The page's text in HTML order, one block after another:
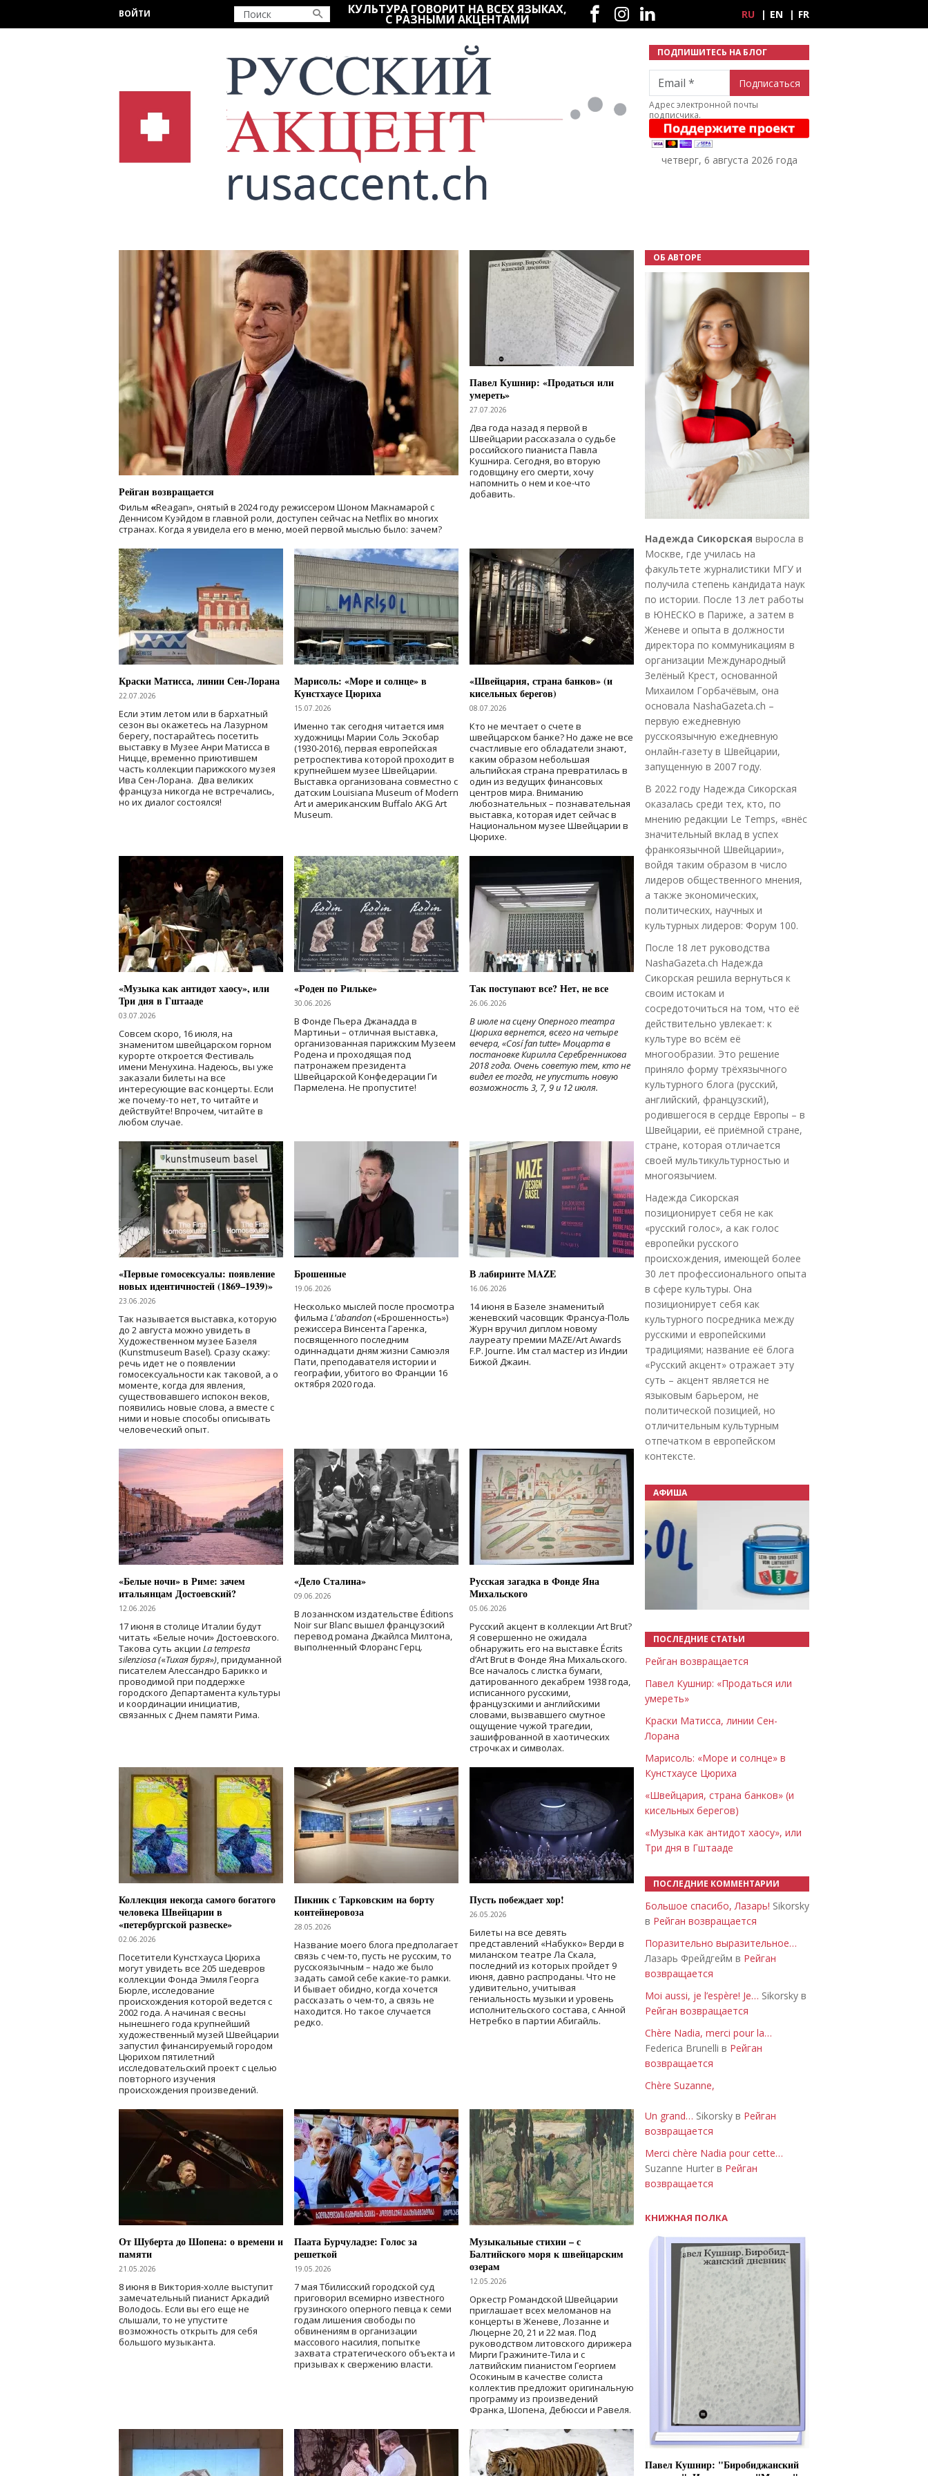
ВОЙТИ КУЛЬТУРА ГОВОРИТ НА ВСЕХ ЯЗЫКАХ,
С РАЗНЫМИ АКЦЕНТАМИ
Социальные сети
RU EN FR
ПОДПИШИТЕСЬ НА БЛОГ
Email
Адрес электронной почты
подписчика.
четверг, 6 августа 2026 года
Рейган возвращается
Фильм «Reagan», снятый в 2024 годурежиссером Шоном Макнамарой с
Деннисом Куэйдом в главной роли, доступен сейчас на Netflix во многих
странах. Когда я увидела его в меню, моей первой мыслью было: зачем?
Павел Кушнир: «Продаться или
умереть»
27.07.2026
Два года назад я первой в
Швейцарии рассказала о судьбе
российского пианиста Павла
Кушнира. Сегодня, во вторую
годовщину его смерти, хочу
напомнить о нем и кое-что
добавить.
Краски Матисса, линии Сен-Лорана
22.07.2026
Если этим летом или в бархатный
сезон вы окажетесь на Лазурном
берегу, постарайтесь посетить
выставку в Музее Анри Матисса в
Ницце, временно приютившем
часть коллекции парижского музея
Ива Сен-Лорана. Два великих
француза никогда не встречались,
но их диалог состоялся!
Марисоль: «Море и солнце» в
Кунстхаусе Цюриха
15.07.2026
Именно так сегодня читается имя
художницы Марии Соль Эскобар
(1930-2016), первая европейская
ретроспектива которой проходит в
крупнейшем музее Швейцарии.
Выставка организована совместно с
датским Louisiana Museum of Modern
Art и американским Buffalo AKG Art
Museum.
«Швейцария, страна банков» (и
кисельных берегов)
08.07.2026
Кто не мечтает о счете в
швейцарском банке? Но даже не все
счастливые его обладатели знают,
каким образом небольшая
альпийская страна превратилась в
один из ведущих финансовых
центров мира. Вниманию
любознательных – познавательная
выставка, которая идет сейчас в
Национальном музее Швейцарии в
Цюрихе.
«Музыка как антидот хаосу», или
Три дня в Гштааде
03.07.2026
Совсем скоро, 16 июля, на
знаменитом швейцарском горном
курорте откроется Фестиваль
имени Менухина. Надеюсь, вы уже
заказали билеты на все
интересующие вас концерты. Если
же почему-то нет, то читайте и
действуйте! Впрочем, читайте в
любом случае.
«Роден по Рильке»
30.06.2026
В Фонде Пьера Джанадда в
Мартиньи – отличная выставка,
организованная парижским Музеем
Родена и проходящая под
патронажем президента
Швейцарской Конфедерации Ги
Пармелена. Не пропустите!
Так поступают все? Нет, не все
26.06.2026
В июле на сцену Оперного театра
Цюриха вернется, всего на четыре
вечера, «Cosí fan tutte» Моцарта в
постановке Кирилла Серебренникова
2018 года. Очень советую тем, кто не
видел ее тогда, не упустить новую
возможность 3, 7, 9 и 12 июля.
«Первые гомосексуалы: появление
новых идентичностей (1869–1939)»
23.06.2026
Так называется выставка, которую
до 2 августа можно увидеть в
Художественном музее Базеля
(Kunstmuseum Basel). Сразу скажу:
речь идет не о появлении
гомосексуальности как таковой, а о
моменте, когда для явления,
существовавшего испокон веков,
появились новые слова, а вместе с
ними и новые способы описывать
человеческий опыт.
Брошенные
19.06.2026
Несколько мыслей после просмотра
фильма L'abandon(«Брошенность»)
режиссера Винсента Гаренка,
посвященного последним
одиннадцати дням жизни Самюэля
Пати, преподавателя истории и
географии, убитого во Франции 16
октября 2020 года.
В лабиринте MAZE
16.06.2026
14 июня в Базеле знаменитый
женевский часовщик Франсуа-Поль
Журн вручил диплом новому
лауреату премии MAZE/Art Awards
F.P. Journe. Им стал мастер из Индии
Бижой Джаин.
«Белые ночи» в Риме: зачем
итальянцам Достоевский?
12.06.2026
17 июня в столице Италии будут
читать «Белые ночи» Достоевского.
Такова суть акции La tempesta
silenziosa («Тихая буря»), придуманной
писателем Алессандро Барикко и
проводимой при поддержке
городского Департамента культуры
и координации инициатив,
связанных с Днем памяти Рима.
«Дело Сталина»
09.06.2026
В лозаннском издательстве Éditions
Noir sur Blanc вышел французский
перевод романа Джайлса Милтона,
выполненный Флоранс Герц.
Русская загадка в Фонде Яна
Михальского
05.06.2026
Русский акцент в коллекции Art Brut?
Я совершенно не ожидала
обнаружить его на выставке Écrits
d’Art Brut в Фонде Яна Михальского.
Все началось с листка бумаги,
датированного декабрем 1938 года,
исписанного русскими,
французскими и английскими
словами, вызвавшего смутное
ощущение чужой трагедии,
зашифрованной в хаотических
строчках и символах.
Коллекция некогда самого богатого
человека Швейцарии в
«петербургской развеске»
02.06.2026
Посетители Кунстхауса Цюриха
могут увидеть все 205 шедевров
коллекции Фонда Эмиля Георга
Бюрле, исследование
происхождения которой ведется с
2002 года. А начиная с весны
нынешнего года крупнейший
художественный музей Швейцарии
запустил финансируемый городом
Цюрихом пятилетний
исследовательский проект с целью
повторного изучения
происхождения произведений.
Пикник с Тарковским на борту
контейнеровоза
28.05.2026
Название моего блога предполагает
связь с чем-то, пусть не русским, то
русскоязычным – надо же было
задать самой себе какие-то рамки.
И бывает обидно, когда хочется
рассказать о чем-то, а связь не
находится. Но такое случается
редко.
Пусть побеждает хор!
26.05.2026
Билеты на все девять
представлений «Набукко» Верди в
миланском театре Ла Скала,
последний из которых пройдет 9
июня, давно распроданы. Что не
удивительно, учитывая
гениальность музыки и уровень
исполнительского состава, с Анной
Нетребко в партии Абигайль.
От Шуберта до Шопена: о времени и
памяти
21.05.2026
8 июня в Виктория-холле выступит
замечательный пианист Аркадий
Володось. Если вы его еще не
слышали, то не упустите
возможность открыть для себя
большого музыканта.
Паата Бурчуладзе: Голос за
решеткой
19.05.2026
7 мая Тбилисский городской суд
приговорил всемирно известного
грузинского оперного певца к семи
годам лишения свободы по
обвинениям в организации
массового насилия, попытке
захвата стратегического объекта и
призывах к свержению власти.
Музыкальные стихии – с
Балтийского моря к швейцарским
озерам
12.05.2026
Оркестр Романдской Швейцарии
приглашает всех меломанов на
концерты в Женеве, Лозанне и
Люцерне 20, 21 и 22 мая. Под
руководством литовского дирижера
Мирги Гражините-Тила и с
латвийским пианистом Георгием
Осокиным в качестве солиста
коллектив предложит оригинальную
программу из произведений
Франка, Шопена, Дебюсси и Равеля.
ОБ АВТОРЕ
Надежда Сикорская выросла в
Москве, где училась на
факультете журналистики МГУ и
получила степень кандидата наук
по истории. После 13 лет работы
в ЮНЕСКО в Париже, а затем в
Женеве и опыта в должности
директора по коммуникациям в
организации Международный
Зелёный Крест, основанной
Михаилом Горбачёвым, она
основала NashaGazeta.ch –
первую ежедневную
русскоязычную ежедневную
онлайн-газету в Швейцарии,
запущенную в 2007 году.
В 2022 году Надежда Сикорская
оказалась среди тех, кто, по
мнению редакции Le Temps, «внёс
значительный вклад в успех
франкоязычной Швейцарии»,
войдя таким образом в число
лидеров общественного мнения,
а также экономических,
политических, научных и
культурных лидеров: Форум 100.
После 18 лет руководства
NashaGazeta.ch Надежда
Сикорская решила вернуться к
своим истокам и
сосредоточиться на том, что её
действительно увлекает: к
культуре во всём её
многообразии. Это решение
приняло форму трёхязычного
культурного блога (русский,
английский, французский),
родившегося в сердце Европы – в
Швейцарии, её приёмной стране,
стране, которая отличается
своей мультикультурностью и
многоязычием.
Надежда Сикорская
позиционирует себя не как
«русский голос», а как голос
европейки русского
происхождения, имеющей более
30 лет профессионального опыта
в сфере культуры. Она
позиционирует себя как
культурного посредника между
русскими и европейскими
традициями; название её блога
«Русский акцент» отражает эту
суть – акцент является не
языковым барьером, не
политической позицией, но
отличительным культурным
отпечатком в европейском
контексте.
АФИША
ПОСЛЕДНИЕ СТАТЬИ
Рейган возвращается
Павел Кушнир: «Продаться или
умереть»
Краски Матисса, линии Сен-
Лорана
Марисоль: «Море и солнце» в
Кунстхаусе Цюриха
«Швейцария, страна банков» (и
кисельных берегов)
«Музыка как антидот хаосу», или
Три дня в Гштааде
ПОСЛЕДНИЕ КОММЕНТАРИИ
Большое спасибо, Лазарь! Sikorsky
в Рейган возвращается
Поразительно выразительное…
Лазарь Фрейдгейм в Рейган
возвращается
Moi aussi, je l’espère! Je… Sikorsky в
Рейган возвращается
Chère Nadia, merci pour la…
Federica Brunelli в Рейган
возвращается
Chère Suzanne,
Un grand… Sikorsky в Рейган
возвращается
Merci chère Nadia pour cette…
Suzanne Hurter в Рейган
возвращается
КНИЖНАЯ ПОЛКА
Павел Кушнир: "Биробиджанский